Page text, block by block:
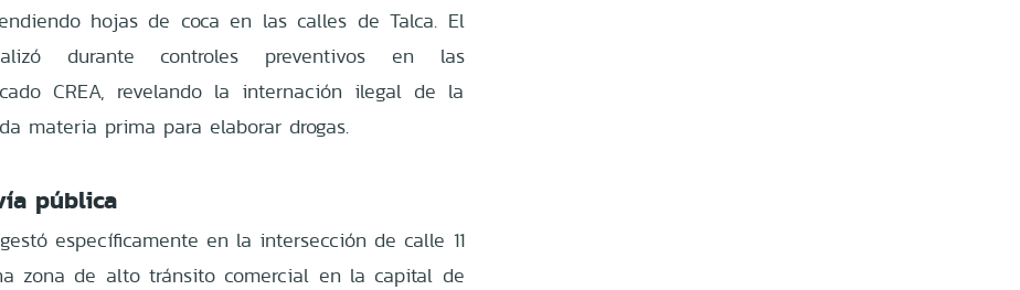
hojas de coca en las calles de Talca. El
durante controles preventivos en las
CREA, revelando la internación ilegal de la
materia prima para elaborar drogas.
pública
específicamente en la intersección de calle 11
zona de alto tránsito comercial en la capital de